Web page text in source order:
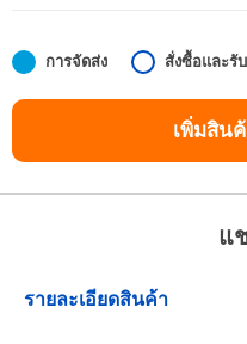
แบตเตอรี่
Nintendo Switch
ตัวละครเพี่อการสะ
การจัดส่ง สั่งซื้อและรั
เพิ่มสิน
แ
รายละเอียดสินค้า